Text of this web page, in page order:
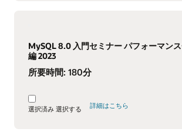
MySQL 8.0 入門セミナー パフォーマン
編 2023
所要時間: 180分
選択済み 選択する 詳細はこちら